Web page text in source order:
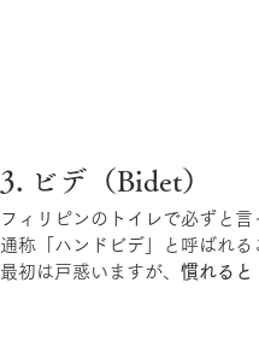
3. ビデ（Bidet）
フィリピンのトイレで必ずと言
通称「ハンドビデ」と呼ばれる
最初は戸惑いますが、 慣れると